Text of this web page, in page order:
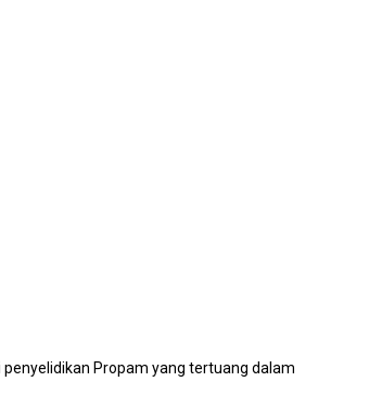
Propam yang tertuang dalam